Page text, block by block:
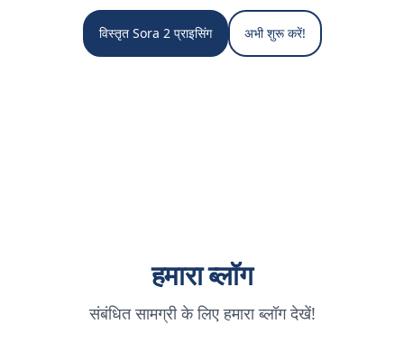
विस्तृत Sora 2 प्राइसिंग अभी शुरू करें!
हमारा ब्लॉग
संबंधित सामग्री के लिए हमारा ब्लॉग देखें!